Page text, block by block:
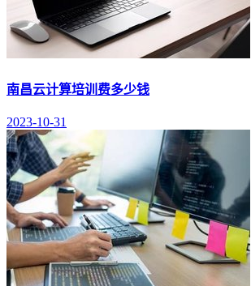
南昌云计算培训费多少钱
2023-10-31